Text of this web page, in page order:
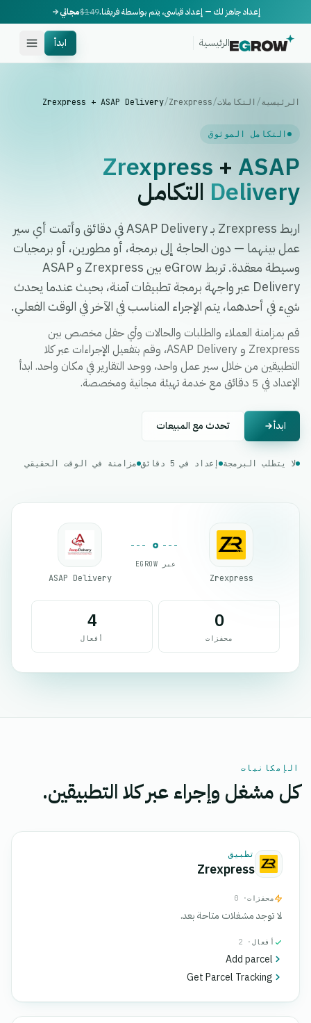
إعداد جاهز لك — إعداد قياسي، يتم بواسطة فريقنا.$149مجاني
الرئيسية ابدأ
الرئيسية/ التكاملات/
Zrexpress
/
Zrexpress + ASAP Delivery
التكامل الموثوق
Zrexpress +ASAP
Delivery التكامل
اربط Zrexpress بـ ASAP Delivery في دقائق وأتمت أي سير
عمل بينهما — دون الحاجة إلى برمجة، أو مطورين، أو برمجيات
وسيطة معقدة. تربط eGrow بين Zrexpress و ASAP
Delivery عبر واجهة برمجة تطبيقات آمنة، بحيث عندما يحدث
شيء في أحدهما، يتم الإجراء المناسب في الآخر في الوقت الفعلي.
قم بمزامنة العملاء والطلبات والحالات وأي حقل مخصص بين
Zrexpress و ASAP Delivery، وقم بتفعيل الإجراءات عبر كلا
التطبيقين من خلال سير عمل واحد، ووحد التقارير في مكان واحد. ابدأ
الإعداد في 5 دقائق مع خدمة تهيئة مجانية ومخصصة.
ابدأ تحدث مع المبيعات
لا يتطلب البرمجة إعداد في 5 دقائق مزامنة في الوقت الحقيقي
Zrexpress
عبر EGROW
ASAP Delivery
0
محفزات
4
أفعال
الإمكانيات
كل مشغل وإجراء عبر كلا التطبيقين.
تطبيق
Zrexpress
محفزات· 0
لا توجد مشغلات متاحة بعد.
أفعال · 2
Add parcel
Get Parcel Tracking